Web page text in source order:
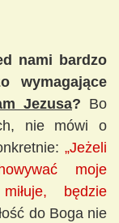
nami bardzo
wymagające
Jezusa? Bo
nie mówi o
„Jeżeli
moje
będzie
do Boga nie